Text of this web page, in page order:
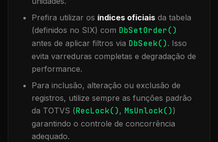
Prefira utilizar os índices oficiais da tabela
(definidos no SIX) com DbSetOrder()
antes de aplicar filtros via DbSeek(). Isso
evita varreduras completas e degradação de
performance.
Para inclusão, alteração ou exclusão de
registros, utilize sempre as funções padrão
da TOTVS (RecLock(), MsUnlock())
garantindo o controle de concorrência
adequado.